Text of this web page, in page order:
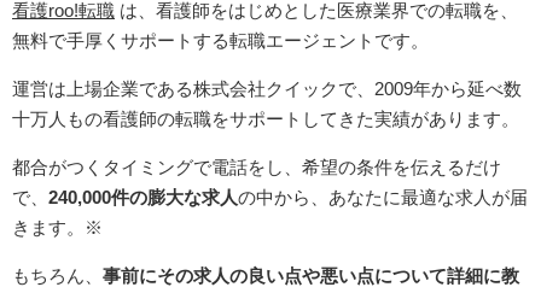
看護roo!転職 は、看護師をはじめとした医療業界での転職を、
無料で手厚くサポートする転職エージェントです。
運営は上場企業である株式会社クイックで、2009年から延べ数
十万人もの看護師の転職をサポートしてきた実績があります。
都合がつくタイミングで電話をし、希望の条件を伝えるだけ
で、 240,000件の膨大な求人の中から、あなたに最適な求人が届
きます。※
もちろん、 事前にその求人の良い点や悪い点について詳細に教